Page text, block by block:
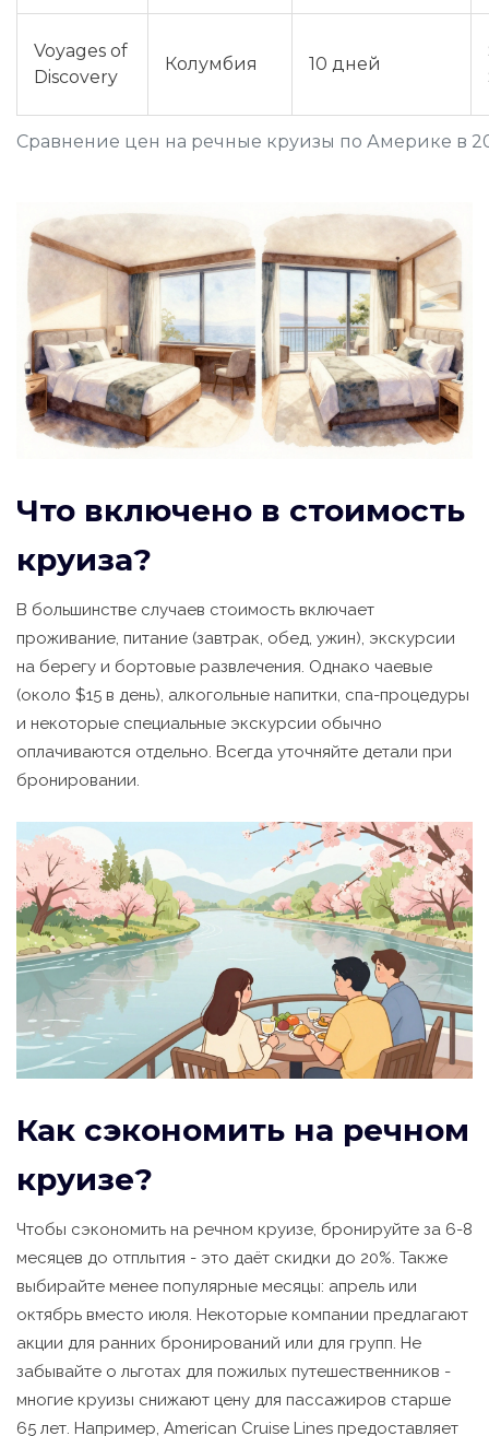
Сравнение цен на речные круизы по Америке в
Voyages of
Discovery
Колумбия 10 дней
Что включено в стоимость
круиза?
В большинстве случаев стоимость включает
проживание, питание (завтрак, обед, ужин), экскурсии
на берегу и бортовые развлечения. Однако чаевые
(около $15 в день), алкогольные напитки, спа-процедуры
и некоторые специальные экскурсии обычно
оплачиваются отдельно. Всегда уточняйте детали при
бронировании.
Как сэкономить на речном
круизе?
Чтобы сэкономить на речном круизе, бронируйте за 6-8
месяцев до отплытия - это даёт скидки до 20%. Также
выбирайте менее популярные месяцы: апрель или
октябрь вместо июля. Некоторые компании предлагают
акции для ранних бронирований или для групп. Не
забывайте о льготах для пожилых путешественников -
многие круизы снижают цену для пассажиров старше
65 лет. Например, American Cruise Lines предоставляет